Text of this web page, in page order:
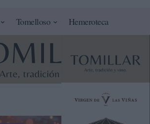
Tomelloso Hemeroteca